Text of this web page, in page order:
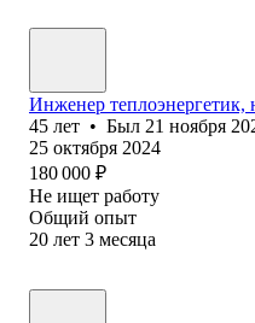
Инженер
45 лет • Был 21 ноября
25 октября 2024
180 000 ₽
Не ищет работу
Общий опыт
20 лет 3 месяца